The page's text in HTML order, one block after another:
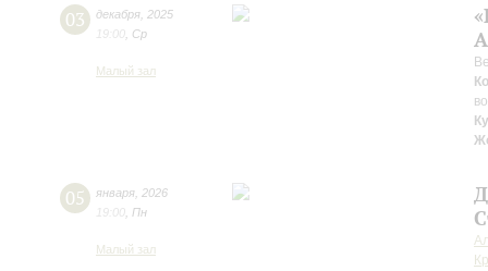
03 декабря 2025
19:00 Ср
Малый зал
05 января 2026
19:00 Пн
Малый зал